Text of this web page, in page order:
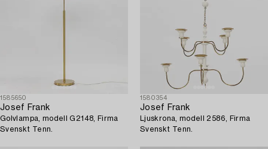
1585650
Josef Frank
Golvlampa, modell G2148, Firma
Svenskt Tenn.
1580354
Josef Frank
Ljuskrona, modell 2586, Firma
Svenskt Tenn.